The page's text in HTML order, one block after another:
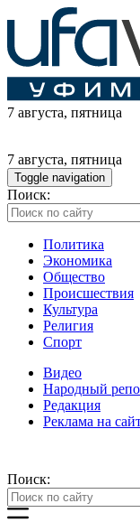
7 августа, пятница
7 августа, пятница
Toggle navigation
Поиск:
Политика
Экономика
Общество
Происшествия
Культура
Религия
Спорт
Видео
Народный
Редакция
Реклама на
Поиск: